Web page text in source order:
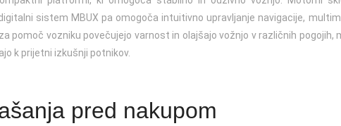
sistem MBUX pa omogoča intuitivno upravljanje navigacije,
pomoč vozniku povečujejo varnost in olajšajo vožnjo v različnih pogojih,
k prijetni izkušnji potnikov.
pred nakupom